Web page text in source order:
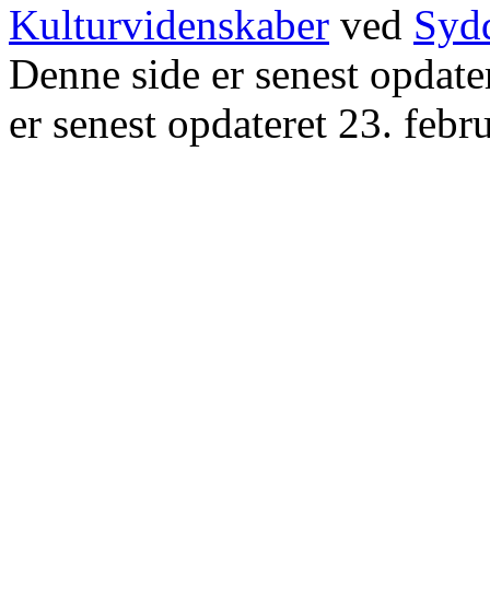
Kulturvidenskaber ved
Denne side er senest
er senest opdateret 23.